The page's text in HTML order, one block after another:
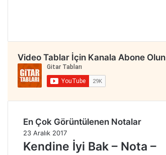
Video Tablar İçin Kanala Abone Olun
En Çok Görüntülenen Notalar
23 Aralık 2017
Kendine İyi Bak – Nota –